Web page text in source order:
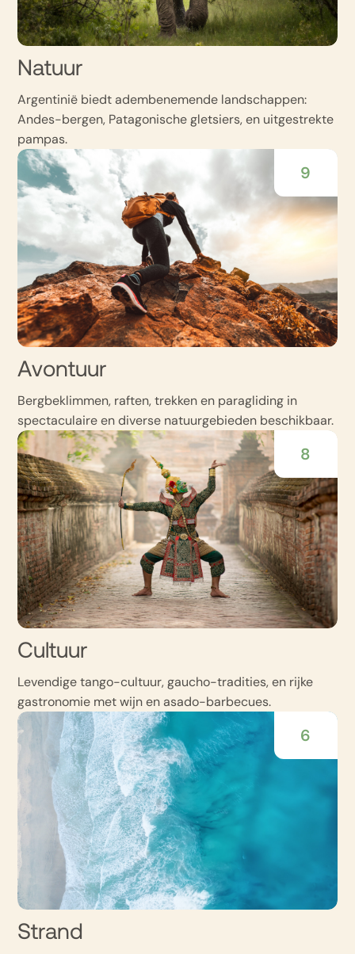
Natuur
Argentinië biedt adembenemende landschappen:
Andes-bergen, Patagonische gletsiers, en uitgestrekte
pampas.
9
Avontuur
Bergbeklimmen, raften, trekken en paragliding in
spectaculaire en diverse natuurgebieden beschikbaar.
8
Cultuur
Levendige tango-cultuur, gaucho-tradities, en rijke
gastronomie met wijn en asado-barbecues.
6
Strand